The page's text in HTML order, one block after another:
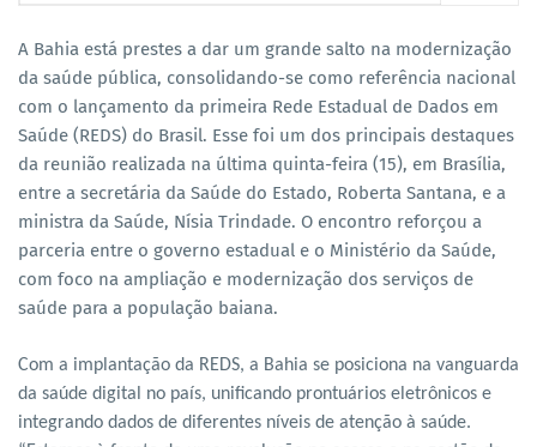
A Bahia está prestes a dar um grande salto na modernização
da saúde pública, consolidando-se como referência nacional
com o lançamento da primeira Rede Estadual de Dados em
Saúde (REDS) do Brasil. Esse foi um dos principais destaques
da reunião realizada na última quinta-feira (15), em Brasília,
entre a secretária da Saúde do Estado, Roberta Santana, e a
ministra da Saúde, Nísia Trindade. O encontro reforçou a
parceria entre o governo estadual e o Ministério da Saúde,
com foco na ampliação e modernização dos serviços de
saúde para a população baiana.
Com a implantação da REDS, a Bahia se posiciona na vanguarda
da saúde digital no país, unificando prontuários eletrônicos e
integrando dados de diferentes níveis de atenção à saúde.